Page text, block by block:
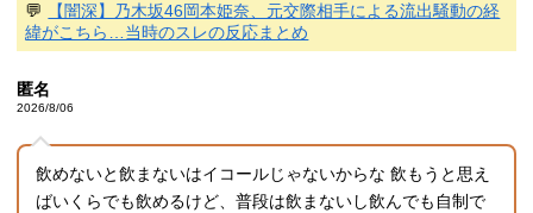
💬
【闇深】乃木坂46岡本姫奈、元交際相手による流出騒動の経
緯がこちら…当時のスレの反応まとめ
匿名
2026/8/06
飲めないと飲まないはイコールじゃないからな 飲もうと思え
ばいくらでも飲めるけど、普段は飲まないし飲んでも自制で